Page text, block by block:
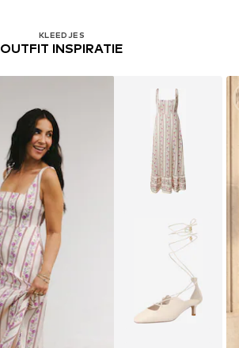
KLEEDJES
OUTFIT INSPIRATIE